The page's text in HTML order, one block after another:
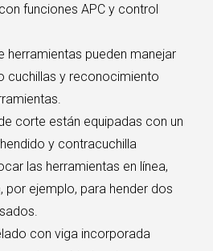
funciones APC y control
herramientas pueden manejar
cuchillas y reconocimiento
corte están equipadas con un
y contracuchilla
las herramientas en línea,
por ejemplo, para hender dos
con viga incorporada